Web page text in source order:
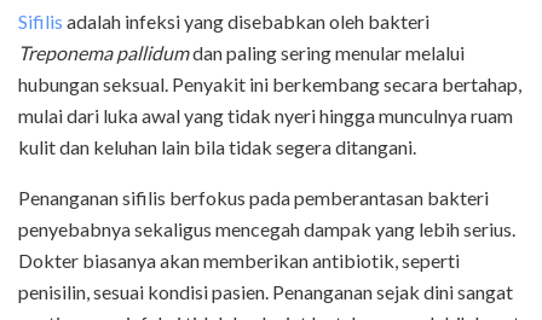
Sifilis adalah infeksi yang disebabkan oleh bakteri
Treponema pallidumdan paling sering menular melalui
hubungan seksual. Penyakit ini berkembang secara bertahap,
mulai dari luka awal yang tidak nyeri hingga munculnya ruam
kulit dan keluhan lain bila tidak segera ditangani.
Penanganan sifilis berfokus pada pemberantasan bakteri
penyebabnya sekaligus mencegah dampak yang lebih serius.
Dokter biasanya akan memberikan antibiotik, seperti
penisilin, sesuai kondisi pasien. Penanganan sejak dini sangat